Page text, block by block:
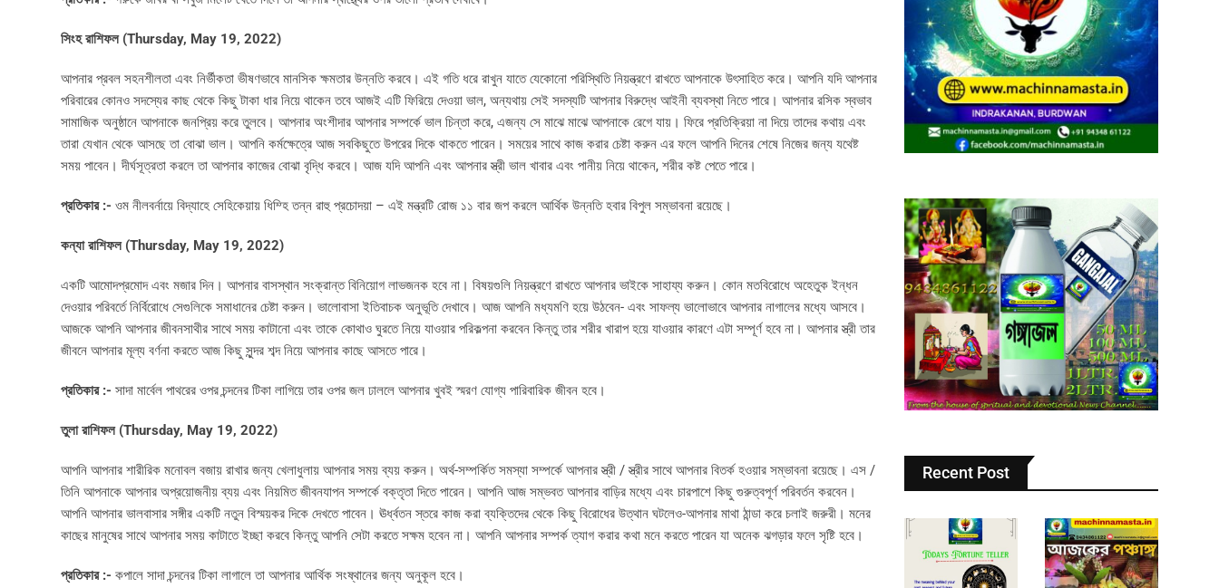
সিংহ রাশিফল (Thursday, May 19, 2022)
আপনার প্রবল সহনশীলতা এবং নির্ভীকতা ভীষণভাবে মানসিক ক্ষমতার উন্নতি করবে। এই গতি ধরে রাখুন যাতে যেকোনো পরিস্থিতি নিয়ন্ত্রণে রাখতে আপনাকে উৎসাহিত করে। আপনি যদি আপনার
পরিবারের কোনও সদস্যের কাছ থেকে কিছু টাকা ধার নিয়ে থাকেন তবে আজই এটি ফিরিয়ে দেওয়া ভাল, অন্যথায় সেই সদস্যটি আপনার বিরুদ্ধে আইনী ব্যবস্থা নিতে পারে। আপনার রসিক স্বভাব
সামাজিক অনুষ্ঠানে আপনাকে জনপ্রিয় করে তুলবে। আপনার অংশীদার আপনার সম্পর্কে ভাল চিন্তা করে, এজন্য সে মাঝে মাঝে আপনাকে রেগে যায়। ফিরে প্রতিক্রিয়া না দিয়ে তাদের কথায় এবং
তারা যেখান থেকে আসছে তা বোঝা ভাল। আপনি কর্মক্ষেত্রে আজ সবকিছুতে উপরের দিকে থাকতে পারেন। সময়ের সাথে কাজ করার চেষ্টা করুন এর ফলে আপনি দিনের শেষে নিজের জন্য যথেষ্ট
সময় পাবেন। দীর্ঘসূত্রতা করলে তা আপনার কাজের বোঝা বৃদ্ধি করবে। আজ যদি আপনি এবং আপনার স্ত্রী ভাল খাবার এবং পানীয় নিয়ে থাকেন, শরীর কষ্ট পেতে পারে।
প্রতিকার :- ওম নীলবর্নায়ে বিদ্যাহে সেহিকেয়ায় ধিম্হি তন্ন রাহু প্রচোদয়া – এই মন্ত্রটি রোজ ১১ বার জপ করলে আর্থিক উন্নতি হবার বিপুল সম্ভাবনা রয়েছে।
কন্যা রাশিফল (Thursday, May 19, 2022)
একটি আমোদপ্রমোদ এবং মজার দিন। আপনার বাসস্থান সংক্রান্ত বিনিয়োগ লাভজনক হবে না। বিষয়গুলি নিয়ন্ত্রণে রাখতে আপনার ভাইকে সাহায্য করুন। কোন মতবিরোধে অহেতুক ইন্ধন
দেওয়ার পরিবর্তে নির্বিরোধে সেগুলিকে সমাধানের চেষ্টা করুন। ভালোবাসা ইতিবাচক অনুভূতি দেখাবে। আজ আপনি মধ্যমণি হয়ে উঠবেন- এবং সাফল্য ভালোভাবে আপনার নাগালের মধ্যে আসবে।
আজকে আপনি আপনার জীবনসাথীর সাথে সময় কাটানো এবং তাকে কোথাও ঘুরতে নিয়ে যাওয়ার পরিকল্পনা করবেন কিন্তু তার শরীর খারাপ হয়ে যাওয়ার কারণে এটা সম্পূর্ণ হবে না। আপনার স্ত্রী তার
জীবনে আপনার মূল্য বর্ণনা করতে আজ কিছু সুন্দর শব্দ নিয়ে আপনার কাছে আসতে পারে।
প্রতিকার :- সাদা মার্বেল পাথরের ওপর চন্দনের টিকা লাগিয়ে তার ওপর জল ঢাললে আপনার খুবই স্মরণ যোগ্য পারিবারিক জীবন হবে।
তুলা রাশিফল (Thursday, May 19, 2022)
আপনি আপনার শারীরিক মনোবল বজায় রাখার জন্য খেলাধুলায় আপনার সময় ব্যয় করুন। অর্থ-সম্পর্কিত সমস্যা সম্পর্কে আপনার স্ত্রী / স্ত্রীর সাথে আপনার বিতর্ক হওয়ার সম্ভাবনা রয়েছে। এস /
তিনি আপনাকে আপনার অপ্রয়োজনীয় ব্যয় এবং নিয়মিত জীবনযাপন সম্পর্কে বক্তৃতা দিতে পারেন। আপনি আজ সম্ভবত আপনার বাড়ির মধ্যে এবং চারপাশে কিছু গুরুত্বপূর্ণ পরিবর্তন করবেন।
আপনি আপনার ভালবাসার সঙ্গীর একটি নতুন বিস্ময়কর দিকে দেখতে পাবেন। ঊর্ধ্বতন স্তরে কাজ করা ব্যক্তিদের থেকে কিছু বিরোধের উত্থান ঘটলেও-আপনার মাথা ঠান্ডা করে চলাই জরুরী। মনের
কাছের মানুষের সাথে আপনার সময় কাটাতে ইচ্ছা করবে কিন্তু আপনি সেটা করতে সক্ষম হবেন না। আপনি আপনার সম্পর্ক ত্যাগ করার কথা মনে করতে পারেন যা অনেক ঝগড়ার ফলে সৃষ্টি হবে।
প্রতিকার :- কপালে সাদা চন্দনের টিকা লাগালে তা আপনার আর্থিক সংষ্থানের জন্য অনুকূল হবে।
Recent Post